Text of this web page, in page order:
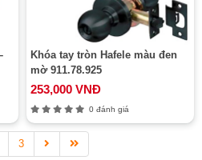
Khóa tay tròn Hafele màu đen
mờ 911.78.925
253,000 VNĐ
0 đánh giá
3